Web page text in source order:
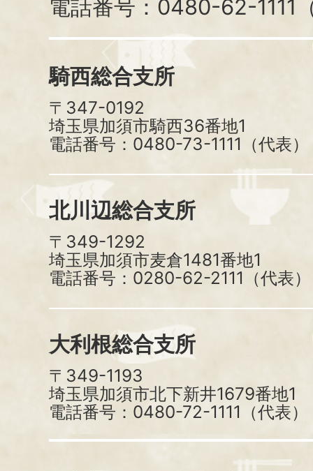
電話番号：0480-62-1111
騎西総合支所
〒347-0192
埼玉県加須市騎西36番地1
電話番号：0480-73-1111（代表）
北川辺総合支所
〒349-1292
埼玉県加須市麦倉1481番地1
電話番号：0280-62-2111（代表）
大利根総合支所
〒349-1193
埼玉県加須市北下新井1679番地1
電話番号：0480-72-1111（代表）